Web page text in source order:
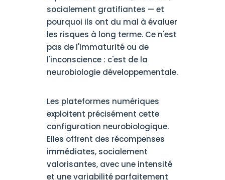
socialement gratifiantes — et
pourquoi ils ont du mal à évaluer
les risques à long terme. Ce n'est
pas de l'immaturité ou de
l'inconscience : c'est de la
neurobiologie développementale.
Les plateformes numériques
exploitent précisément cette
configuration neurobiologique.
Elles offrent des récompenses
immédiates, socialement
valorisantes, avec une intensité
et une variabilité parfaitement